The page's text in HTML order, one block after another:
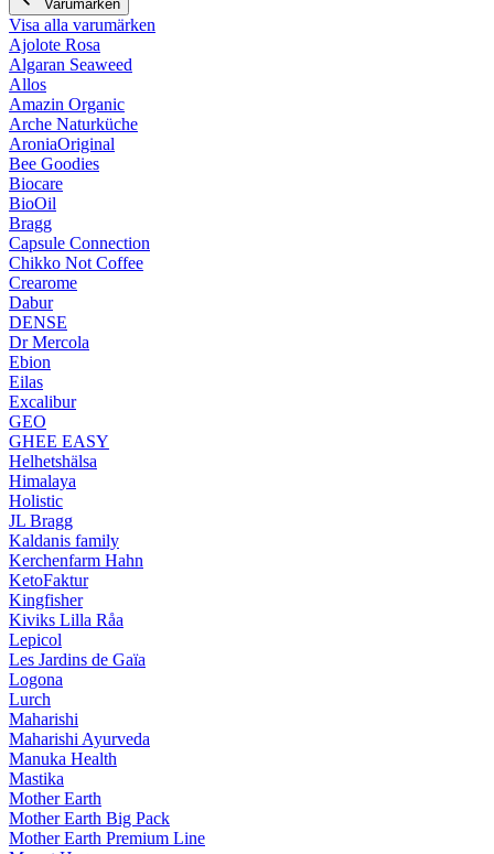
Varumärken
Visa alla varumärken
Ajolote Rosa
Algaran Seaweed
Allos
Amazin Organic
Arche Naturküche
AroniaOriginal
Bee Goodies
Biocare
BioOil
Bragg
Capsule Connection
Chikko Not Coffee
Crearome
Dabur
DENSE
Dr Mercola
Ebion
Eilas
Excalibur
GEO
GHEE EASY
Helhetshälsa
Himalaya
Holistic
JL Bragg
Kaldanis family
Kerchenfarm Hahn
KetoFaktur
Kingfisher
Kiviks Lilla Råa
Lepicol
Les Jardins de Gaïa
Logona
Lurch
Maharishi
Maharishi Ayurveda
Manuka Health
Mastika
Mother Earth
Mother Earth Big Pack
Mother Earth Premium Line